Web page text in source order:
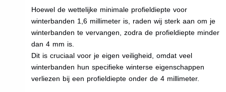
Hoewel de wettelijke minimale profieldiepte voor
winterbanden 1,6 millimeter is, raden wij sterk aan om je
winterbanden te vervangen, zodra de profieldiepte minder
dan 4 mm is.
Dit is cruciaal voor je eigen veiligheid, omdat veel
winterbanden hun specifieke winterse eigenschappen
verliezen bij een profieldiepte onder de 4 millimeter.